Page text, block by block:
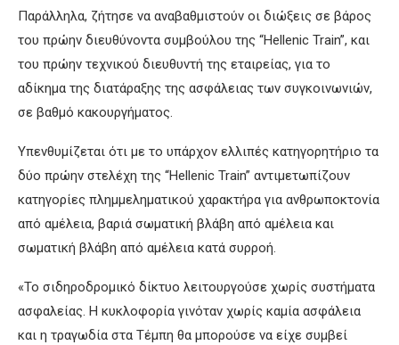
Παράλληλα, ζήτησε να αναβαθμιστούν οι διώξεις σε βάρος
του πρώην διευθύνοντα συμβούλου της “Hellenic Train”, και
του πρώην τεχνικού διευθυντή της εταιρείας, για το
αδίκημα της διατάραξης της ασφάλειας των συγκοινωνιών,
σε βαθμό κακουργήματος.
Υπενθυμίζεται ότι με το υπάρχον ελλιπές κατηγορητήριο τα
δύο πρώην στελέχη της “Hellenic Train” αντιμετωπίζουν
κατηγορίες πλημμεληματικού χαρακτήρα για ανθρωποκτονία
από αμέλεια, βαριά σωματική βλάβη από αμέλεια και
σωματική βλάβη από αμέλεια κατά συρροή.
«Το σιδηροδρομικό δίκτυο λειτουργούσε χωρίς συστήματα
ασφαλείας. Η κυκλοφορία γινόταν χωρίς καμία ασφάλεια
και η τραγωδία στα Τέμπη θα μπορούσε να είχε συμβεί